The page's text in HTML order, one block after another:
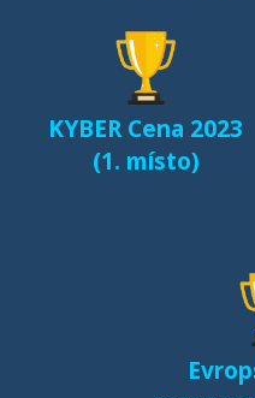
dětí v
Fenomén Minecraft
českém prostředí
Další výsledky
samostatné
e-bezpeci.cz/
KYBER Cena 2023
(1. místo)